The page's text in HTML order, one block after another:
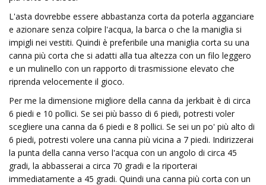
L'asta dovrebbe essere abbastanza corta da poterla agganciare
e azionare senza colpire l'acqua, la barca o che la maniglia si
impigli nei vestiti. Quindi è preferibile una maniglia corta su una
canna più corta che si adatti alla tua altezza con un filo leggero
e un mulinello con un rapporto di trasmissione elevato che
riprenda velocemente il gioco.
Per me la dimensione migliore della canna da jerkbait è di circa
6 piedi e 10 pollici. Se sei più basso di 6 piedi, potresti voler
scegliere una canna da 6 piedi e 8 pollici. Se sei un po' più alto di
6 piedi, potresti volere una canna più vicina a 7 piedi. Indirizzerai
la punta della canna verso l'acqua con un angolo di circa 45
gradi, la abbasserai a circa 70 gradi e la riporterai
immediatamente a 45 gradi. Quindi una canna più corta con un